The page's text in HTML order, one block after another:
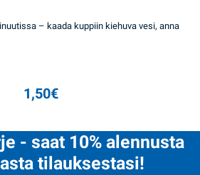
– kaada kuppiin kiehuva vesi, anna
1,50€
- saat 10% alennusta
tilauksestasi!